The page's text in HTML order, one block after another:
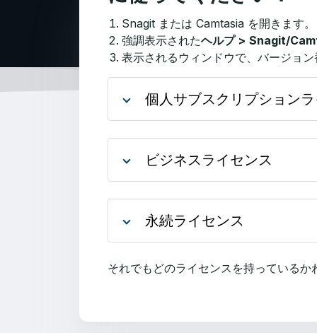
Snagit または Camtasia を開きます。
強調表示されたヘルプ > Snagit/
表示されるウィンドウで、バージョ
個人サブスクリプション
ビジネスライセンス
永続ライセンス
それでもどのライセンスを持っている